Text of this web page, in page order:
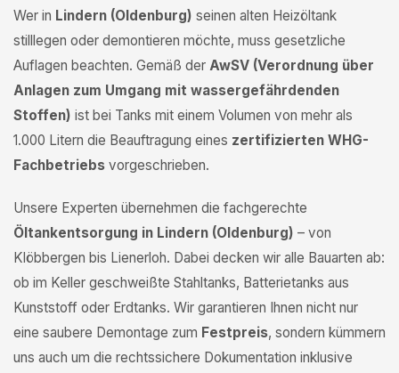
Wer in Lindern (Oldenburg) seinen alten Heizöltank
stilllegen oder demontieren möchte, muss gesetzliche
Auflagen beachten. Gemäß der AwSV (Verordnung über
Anlagen zum Umgang mit wassergefährdenden
Stoffen) ist bei Tanks mit einem Volumen von mehr als
1.000 Litern die Beauftragung eines zertifizierten WHG-
Fachbetriebs vorgeschrieben.
Unsere Experten übernehmen die fachgerechte
Öltankentsorgung in Lindern (Oldenburg) – von
Klöbbergen bis Lienerloh. Dabei decken wir alle Bauarten ab:
ob im Keller geschweißte Stahltanks, Batterietanks aus
Kunststoff oder Erdtanks. Wir garantieren Ihnen nicht nur
eine saubere Demontage zum Festpreis, sondern kümmern
uns auch um die rechtssichere Dokumentation inklusive